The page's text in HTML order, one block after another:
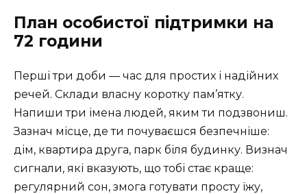
План особистої підтримки на
72 години
Перші три доби — час для простих і надійних
речей. Склади власну коротку пам’ятку.
Напиши три імена людей, яким ти подзвониш.
Зазнач місце, де ти почуваєшся безпечніше:
дім, квартира друга, парк біля будинку. Визнач
сигнали, які вказують, що тобі стає краще:
регулярний сон, змога готувати просту їжу,